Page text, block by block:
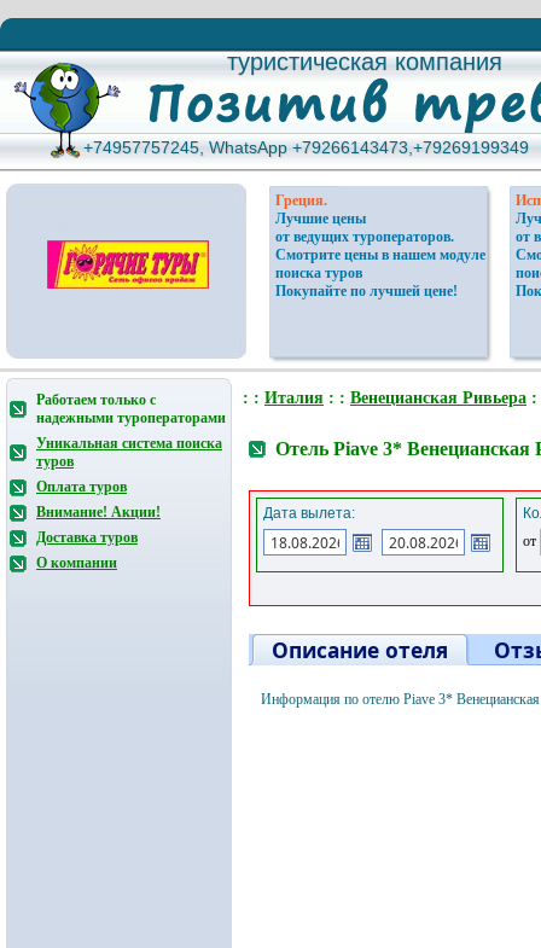
туристическая компания
туристическая компания
+74957757245, WhatsApp +79266143473,+79269199349
+74957757245, WhatsApp +79266143473,+79269199349
Греция.
Лучшие цены
от ведущих туроператоров.
Смотрите цены в нашем модуле
поиска туров
Покупайте по лучшей цене!
от
Работаем только с
надежными туроператорами
Уникальная система поиска
туров
Оплата туров
Внимание! Акции!
Доставка туров
О компании
: : Италия : : Венецианская Ривьера
Отель Piave 3*
Дата вылета:
от
Описание отеля
Информация по отелю Piave 3*